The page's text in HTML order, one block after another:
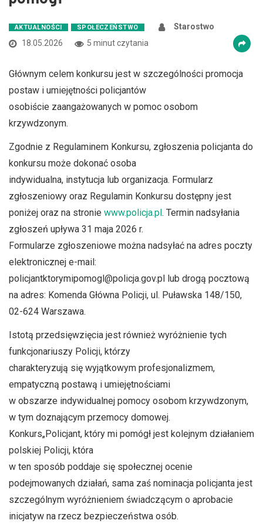
AKTUALNOŚCI SPOŁECZEŃSTWO
Starostwo
18.05.2026
5 minut czytania
Głównym celem konkursu jest w szczególności promocja
postaw i umiejętności policjantów
osobiście zaangażowanych w pomoc osobom
krzywdzonym.
Zgodnie z Regulaminem Konkursu, zgłoszenia policjanta do
konkursu może dokonać osoba
indywidualna, instytucja lub organizacja. Formularz
zgłoszeniowy oraz Regulamin Konkursu dostępny jest
poniżej oraz na stronie www.policja.pl. Termin nadsyłania
zgłoszeń upływa 31 maja 2026 r.
Formularze zgłoszeniowe można nadsyłać na adres poczty
elektronicznej e-mail:
policjantktorymipomogl@policja.gov.pl lub drogą pocztową
na adres: Komenda Główna Policji, ul. Puławska 148/150,
02-624 Warszawa.
Istotą przedsięwzięcia jest również wyróżnienie tych
funkcjonariuszy Policji, którzy
charakteryzują się wyjątkowym profesjonalizmem,
empatyczną postawą i umiejętnościami
w obszarze indywidualnej pomocy osobom krzywdzonym,
w tym doznającym przemocy domowej.
Konkurs„Policjant, który mi pomógł jest kolejnym działaniem
polskiej Policji, która
w ten sposób poddaje się społecznej ocenie
podejmowanych działań, sama zaś nominacja policjanta jest
szczególnym wyróżnieniem świadczącym o aprobacie
inicjatyw na rzecz bezpieczeństwa osób.